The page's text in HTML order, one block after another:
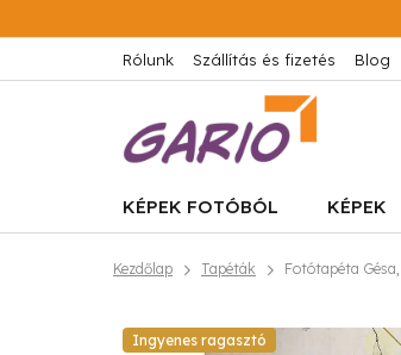
a
tartalomhoz
Rólunk Szállítás és fizetés Blog
KÉPEK FOTÓBÓL KÉPEK
Kezdőlap Tapéták Fotótapéta
Ingyenes ragasztó